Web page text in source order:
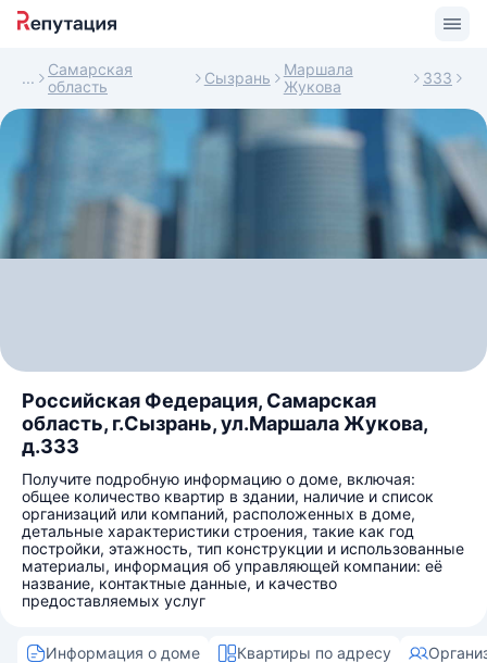
Самарская
область
Сызрань
Маршала
Жукова
333
Российская Федерация, Самарская
область, г.Сызрань, ул.Маршала Жукова,
д.333
Получите подробную информацию о доме, включая:
общее количество квартир в здании, наличие и список
организаций или компаний, расположенных в доме,
детальные характеристики строения, такие как год
постройки, этажность, тип конструкции и использованные
материалы, информация об управляющей компании: её
название, контактные данные, и качество
предоставляемых услуг
Информация о доме Квартиры по адресу